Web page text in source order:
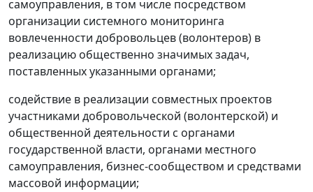
самоуправления, в том числе посредством
организации системного мониторинга
вовлеченности добровольцев (волонтеров) в
реализацию общественно значимых задач,
поставленных указанными органами;
содействие в реализации совместных проектов
участниками добровольческой (волонтерской) и
общественной деятельности с органами
государственной власти, органами местного
самоуправления, бизнес-сообществом и средствами
массовой информации;